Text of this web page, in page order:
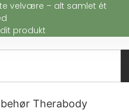
velvære – alt samlet ét
produkt
Therabody